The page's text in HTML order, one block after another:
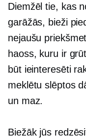
Diemžēl tie, kas
garāžās, bieži
nejaušu
haoss, kuru ir
būt ieinteresēti
meklētu slēptos
un maz.
Biežāk jūs